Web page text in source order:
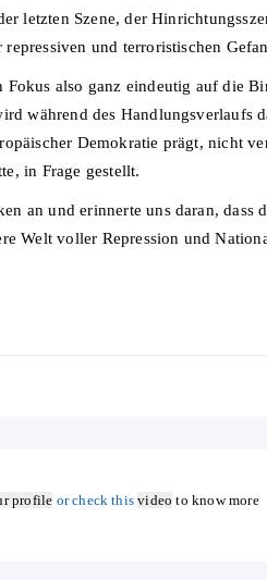
letzten Szene, der
und terroristischen
also ganz eindeutig auf die
während des
Demokratie prägt, nicht
in Frage gestellt.
an und erinnerte uns daran,
Welt voller Repression und
profile or check thisvideo to know more